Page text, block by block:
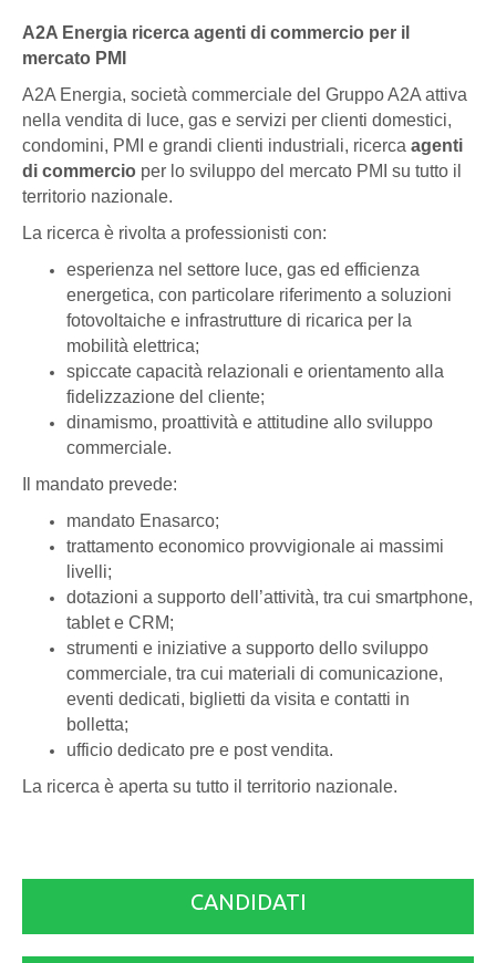
A2A Energia ricerca agenti di commercio per il
mercato PMI
A2A Energia, società commerciale del Gruppo A2A attiva
nella vendita di luce, gas e servizi per clienti domestici,
condomini, PMI e grandi clienti industriali, ricerca agenti
di commercio per lo sviluppo del mercato PMI su tutto il
territorio nazionale.
La ricerca è rivolta a professionisti con:
esperienza nel settore luce, gas ed efficienza
energetica, con particolare riferimento a soluzioni
fotovoltaiche e infrastrutture di ricarica per la
mobilità elettrica;
spiccate capacità relazionali e orientamento alla
fidelizzazione del cliente;
dinamismo, proattività e attitudine allo sviluppo
commerciale.
Il mandato prevede:
mandato Enasarco;
trattamento economico provvigionale ai massimi
livelli;
dotazioni a supporto dell’attività, tra cui smartphone,
tablet e CRM;
strumenti e iniziative a supporto dello sviluppo
commerciale, tra cui materiali di comunicazione,
eventi dedicati, biglietti da visita e contatti in
bolletta;
ufficio dedicato pre e post vendita.
La ricerca è aperta su tutto il territorio nazionale.
CANDIDATI